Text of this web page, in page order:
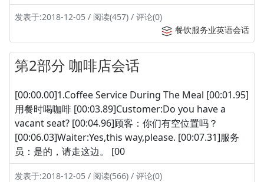
发表于:2018-12-05 / 阅读(457) / 评论(0)
餐饮服务业英语会话
第2部分 咖啡店会话
[00:00.00]1.Coffee Service During The Meal [00:01.95]
用餐时喝咖啡 [00:03.89]Customer:Do you have a
vacant seat? [00:04.96]顾客：你们有空位置吗？
[00:06.03]Waiter:Yes,this way,please. [00:07.31]服务
员：是的，请走这边。 [00
发表于:2018-12-05 / 阅读(566) / 评论(0)